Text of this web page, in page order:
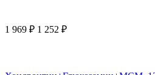
1 969 ₽ 1 252 ₽